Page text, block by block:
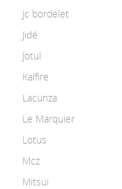
Jc bordelet
Jidé
Jotul
Kalfire
Lacunza
Le Marquier
Lotus
Mcz
Mitsui